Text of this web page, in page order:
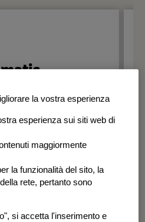
basate sui dati
nel tempo.
World Equity Fund
Global Equity High
la vostra esperienza
esperienza sui siti web di
maggiormente
la funzionalità del sito, la
rete, pertanto sono
si accetta l'inserimento e